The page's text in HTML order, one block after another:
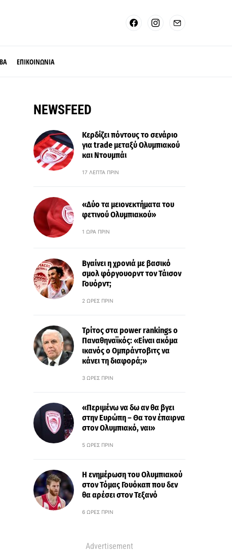
ΕΠΙΚΟΙΝΩΝΙΑ
NEWSFEED
Κερδίζει πόντους το σενάριο
για trade μεταξύ Ολυμπιακού
και Ντουμπάι
17 ΛΕΠΤΆ ΠΡΙΝ
«Δύο τα μειονεκτήματα του
φετινού Ολυμπιακού»
1 ΏΡΑ ΠΡΙΝ
Βγαίνει η χρονιά με βασικό
σμολ φόργουορντ τον Τάισον
Γουόρντ;
2 ΏΡΕΣ ΠΡΙΝ
Τρίτος στα power rankings ο
Παναθηναϊκός: «Είναι ακόμα
ικανός ο Ομπράντοβιτς να
κάνει τη διαφορά;»
3 ΏΡΕΣ ΠΡΙΝ
«Περιμένω να δω αν θα βγει
στην Ευρώπη – Θα τον έπαιρνα
στον Ολυμπιακό, ναι»
5 ΏΡΕΣ ΠΡΙΝ
Η ενημέρωση του Ολυμπιακού
στον Τόμας Γουόκαπ που δεν
θα αρέσει στον Τεξανό
6 ΏΡΕΣ ΠΡΙΝ
Advertisement